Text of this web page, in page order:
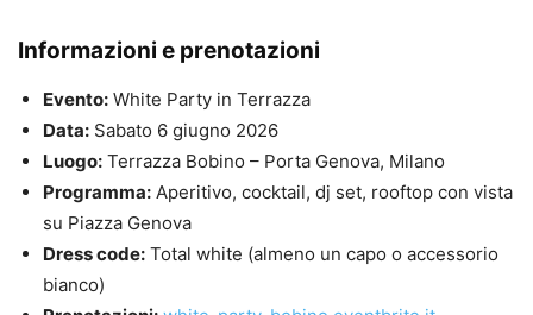
Informazioni e prenotazioni
Evento: White Party in Terrazza
Data: Sabato 6 giugno 2026
Luogo: Terrazza Bobino – Porta Genova, Milano
Programma: Aperitivo, cocktail, dj set, rooftop con vista
su Piazza Genova
Dress code: Total white (almeno un capo o accessorio
bianco)